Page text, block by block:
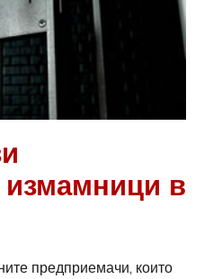
измамници в
предприемачи, които